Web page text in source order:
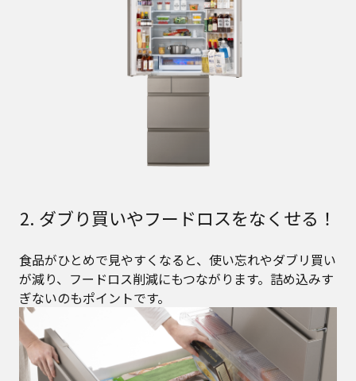
2. ダブり買いやフードロスをなくせる！
食品がひとめで見やすくなると、使い忘れやダブリ買い
が減り、フードロス削減にもつながります。詰め込みす
ぎないのもポイントです。